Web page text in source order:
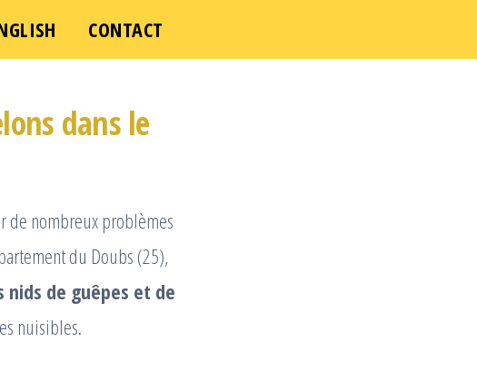
CONTACT
dans le
de nombreux problèmes
du Doubs (25),
nids de guêpes et de
nuisibles.